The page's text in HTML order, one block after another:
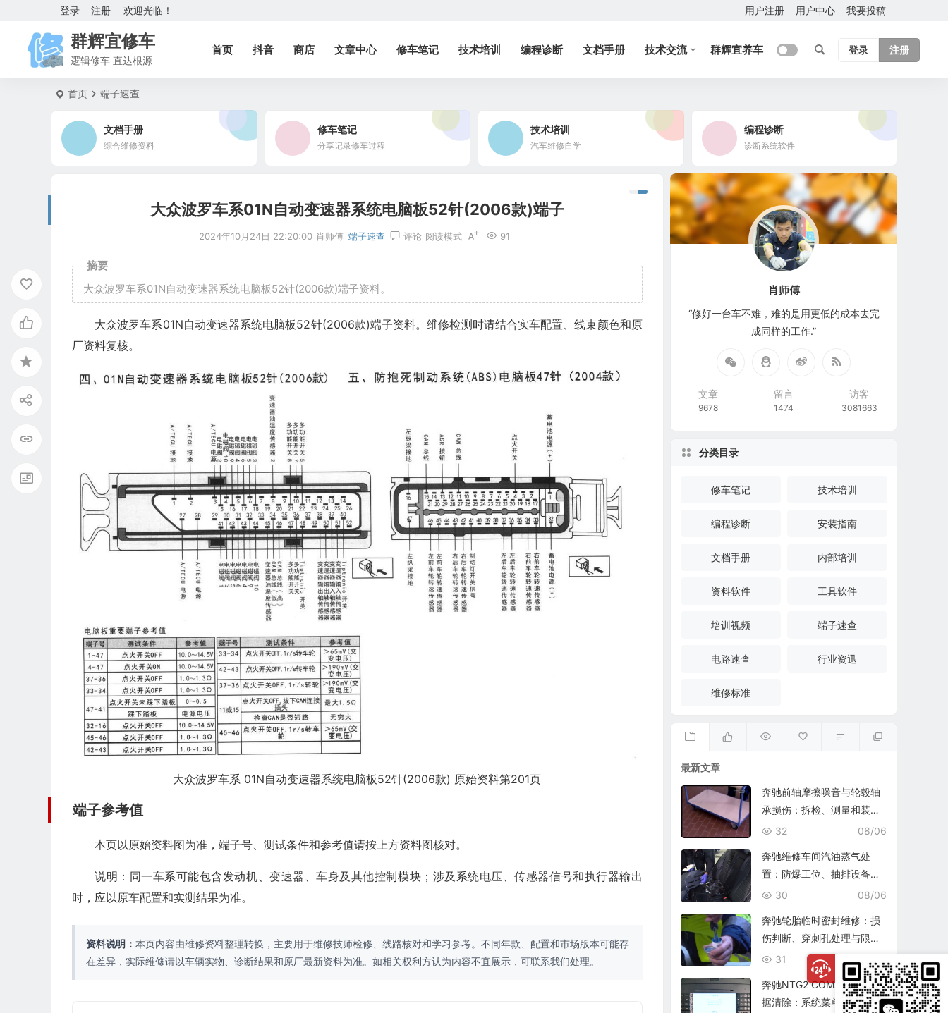
欢迎光临！
登录 注册 用户注册 用户中心 我要投稿
群辉宜修车
逻辑修车 直达根源
首页 抖音 商店 文章中心 修车笔记 技术培训 编程诊断 文档手册 技术交流 群辉宜养车 登录 注册
首页 端子速查
文档手册
综合维修资料
修车笔记
分享记录修车过程
技术培训
汽车维修自学
编程诊断
诊断系统软件
大众波罗车系01N自动变速器系统电脑板52针(2006款)端子
2024年10月24日 22:20:00 肖师傅 端子速查 评论 91
阅读模式
摘要
大众波罗车系01N自动变速器系统电脑板52针(2006款)端子资料。
大众波罗车系01N自动变速器系统电脑板52针(2006款)端子资料。维修检测时请结合实车配置、线束颜色和原
厂资料复核。
大众波罗车系 01N自动变速器系统电脑板52针(2006款) 原始资料第201页
端子参考值
本页以原始资料图为准，端子号、测试条件和参考值请按上方资料图核对。
说明：同一车系可能包含发动机、变速器、车身及其他控制模块；涉及系统电压、传感器信号和执行器输出
时，应以原车配置和实测结果为准。
资料说明： 本页内容由维修资料整理转换，主要用于维修技师检修、线路核对和学习参考。不同年款、配置和市场版本可能存
在差异，实际维修请以车辆实物、诊断结果和原厂最新资料为准。如相关权利方认为内容不宜展示，可联系我们处理。
肖师傅
“修好一台车不难，难的是用更低的成本去完
成同样的工作.”
文章
9678
留言
1474
访客
3081663
分类目录
修车笔记 技术培训
编程诊断 安装指南
文档手册 内部培训
资料软件 工具软件
培训视频 端子速查
电路速查 行业资迅
维修标准
最新文章
奔驰前轴摩擦噪音与轮毂轴
承损伤：拆检、测量和装复
复查
08/06
32
奔驰维修车间汽油蒸气处
置：防爆工位、抽排设备与
燃油收集
08/06
30
奔驰轮胎临时密封维修：损
伤判断、穿刺孔处理与限速
复查
08/06
31
奔驰NTG2 COMAND个人数
据清除：系统菜单、恢复出